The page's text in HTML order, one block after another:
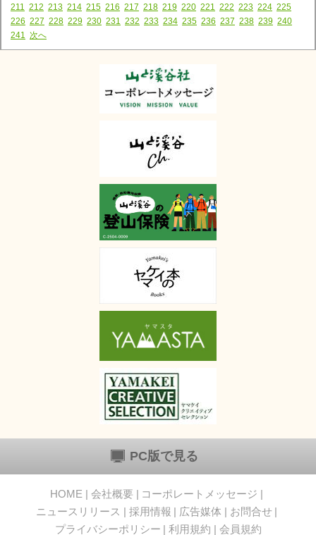
211
212 213 214 215 216 217 218 219 220 221 222 223 224 225
226 227 228 229 230 231 232 233 234 235 236 237 238 239 240
241
次へ
PC版で見る
HOME 会社概要
コーポレートメッセージ
ニュースリリース
採用情報 広告媒体
お問合せ
プライバシーポリシー
利用規約 会員規約